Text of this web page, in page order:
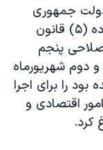
جمهوری
اسلامی قانون مناقشه‌برانگیز «اصلاح ماده (۵) قانون
پنجم
و دوم شهریورماه
بود را برای اجرا
اقتصادی و
کرد.